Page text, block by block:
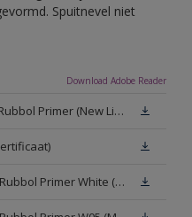
Spuitnevel niet
Download Adobe Reader
Technisch Informatieblad Rubbol Primer (New Livery) (PDF)
Veiligheidsinformatieblad Rubbol Primer White (MSDS)